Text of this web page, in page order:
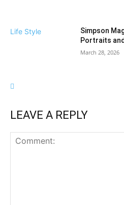
Life Style
Simpson
Portraits
March 28, 2026
LEAVE A REPLY